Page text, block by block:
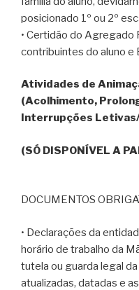
posicionado 1º ou 2º
• Certidão do Agregado
contribuintes do aluno e
Atividades de
(Acolhimento,
Interrupções
(SÓ DISPONÍVEL A
DOCUMENTOS
• Declarações da
horário de trabalho da
tutela ou guarda legal
atualizadas, datadas e